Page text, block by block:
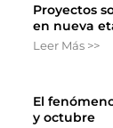
Proyectos
en nueva
Leer Más >>
El
y octubre